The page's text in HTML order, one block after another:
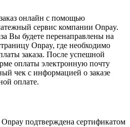
онлайн с помощью
сервис компании Onpay.
Вы будете перенаправлены на
Onpay, где необходимо
заказа. После успешной
оплаты электронную почту
чек с информацией о заказе
оплате.
Onpay подтверждена сертификатом